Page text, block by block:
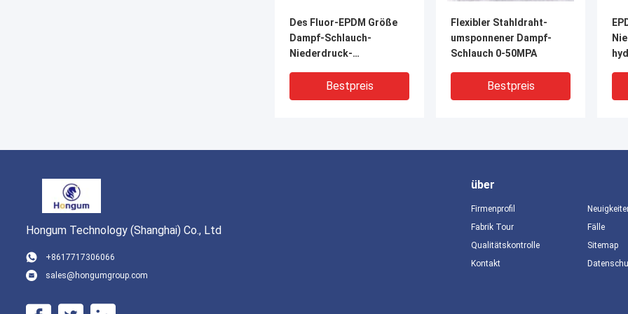
Des Fluor-EPDM Größe
Dampf-Schlauch-
Niederdruck-
Schlauch-6mm-1000mm
Bestpreis
Flexibler Stahldraht-
umsponnener Dampf-
Schlauch 0-50MPA
Bestpreis
Hongum Technology (Shanghai) Co., Ltd
+8617717306066
sales@hongumgroup.com
über
Firmenprofil
Fabrik Tour
Qualitätskontrolle
Kontakt
Fälle
Sitemap